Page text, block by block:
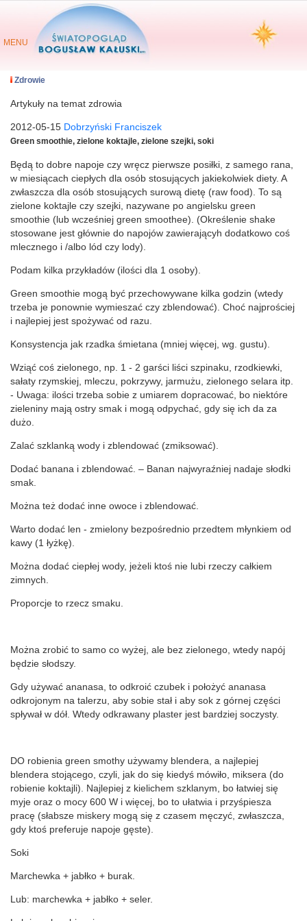
MENU
Zdrowie
Artykuły na temat zdrowia
2012-05-15 Dobrzyński Franciszek
Green smoothie, zielone koktajle, zielone szejki, soki
Będą to dobre napoje czy wręcz pierwsze posiłki, z samego rana,
w miesiącach ciepłych dla osób stosujących jakiekolwiek diety. A
zwłaszcza dla osób stosujących surową dietę (raw food). To są
zielone koktajle czy szejki, nazywane po angielsku green
smoothie (lub wcześniej green smoothee). (Określenie shake
stosowane jest głównie do napojów zawierającyh dodatkowo coś
mlecznego i /albo lód czy lody).
Podam kilka przykładów (ilości dla 1 osoby).
Green smoothie mogą być przechowywane kilka godzin (wtedy
trzeba je ponownie wymieszać czy zblendować). Choć najprościej
i najlepiej jest spożywać od razu.
Konsystencja jak rzadka śmietana (mniej więcej, wg. gustu).
Wziąć coś zielonego, np. 1 - 2 garści liści szpinaku, rzodkiewki,
sałaty rzymskiej, mleczu, pokrzywy, jarmużu, zielonego selara itp.
- Uwaga: ilości trzeba sobie z umiarem dopracować, bo niektóre
zieleniny mają ostry smak i mogą odpychać, gdy się ich da za
dużo.
Zalać szklanką wody i zblendować (zmiksować).
Dodać banana i zblendować. – Banan najwyraźniej nadaje słodki
smak.
Można też dodać inne owoce i zblendować.
Warto dodać len - zmielony bezpośrednio przedtem młynkiem od
kawy (1 łyżkę).
Można dodać ciepłej wody, jeżeli ktoś nie lubi rzeczy całkiem
zimnych.
Proporcje to rzecz smaku.
Można zrobić to samo co wyżej, ale bez zielonego, wtedy napój
będzie słodszy.
Gdy używać ananasa, to odkroić czubek i położyć ananasa
odkrojonym na talerzu, aby sobie stał i aby sok z górnej części
spływał w dół. Wtedy odkrawany plaster jest bardziej soczysty.
DO robienia green smothy używamy blendera, a najlepiej
blendera stojącego, czyli, jak do się kiedyś mówiło, miksera (do
robienie koktajli). Najlepiej z kielichem szklanym, bo łatwiej się
myje oraz o mocy 600 W i więcej, bo to ułatwia i przyśpiesza
pracę (słabsze miskery mogą się z czasem męczyć, zwłaszcza,
gdy ktoś preferuje napoje gęste).
Soki
Marchewka + jabłko + burak.
Lub: marchewka + jabłko + seler.